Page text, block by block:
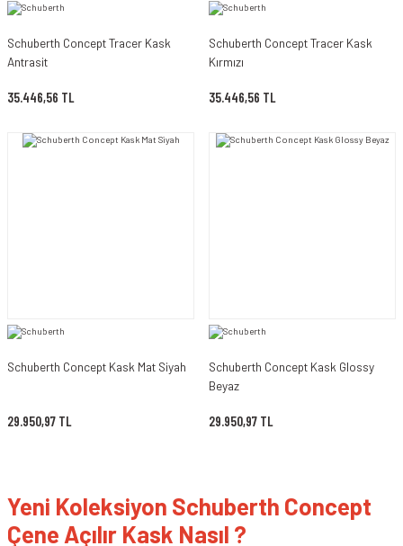
Schuberth Concept Tracer Kask
Antrasit
35.446,56 TL
Schuberth Concept Tracer Kask
Kırmızı
35.446,56 TL
Schuberth Concept Kask Mat Siyah
29.950,97 TL
Schuberth Concept Kask Glossy
Beyaz
29.950,97 TL
Yeni Koleksiyon Schuberth Concept
Çene Açılır Kask Nasıl ?